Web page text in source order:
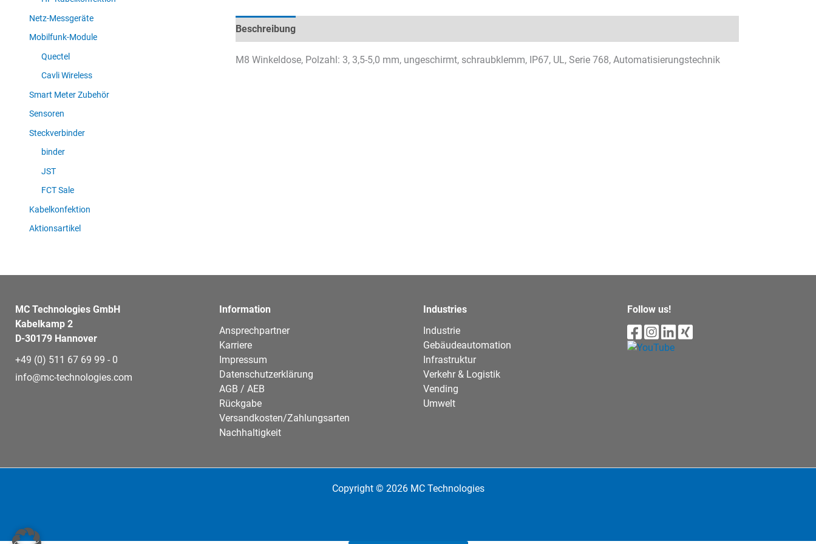
Netz-Messgeräte
Mobilfunk-Module
Quectel
Cavli Wireless
Smart Meter Zubehör
Sensoren
Steckverbinder
binder
JST
FCT Sale
Kabelkonfektion
Aktionsartikel
Beschreibung
M8 Winkeldose, Polzahl: 3, 3,5-5,0 mm, ungeschirmt, schraubklemm, IP67, UL, Serie 768, Automatisierungstechnik
MC Technologies GmbH
Kabelkamp 2
D-30179 Hannover
+49 (0) 511 67 69 99 - 0
info@mc-technologies.com
Information
Ansprechpartner
Karriere
Impressum
Datenschutzerklärung
AGB / AEB
Rückgabe
Versandkosten/Zahlungsarten
Nachhaltigkeit
Industries
Industrie
Gebäudeautomation
Infrastruktur
Verkehr & Logistik
Vending
Umwelt
Follow us!
Copyright © 2026 MC Technologies